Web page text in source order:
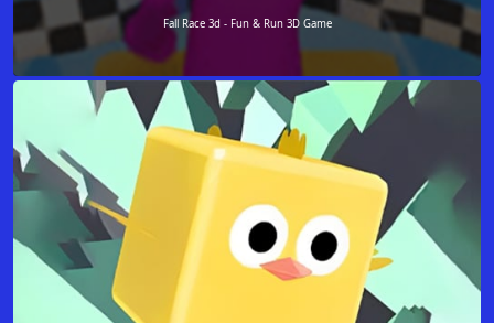
Fall Race 3d - Fun & Run 3D Game